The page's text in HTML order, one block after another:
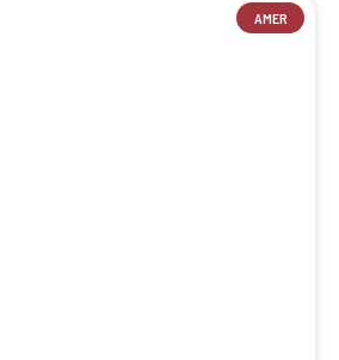
AMER